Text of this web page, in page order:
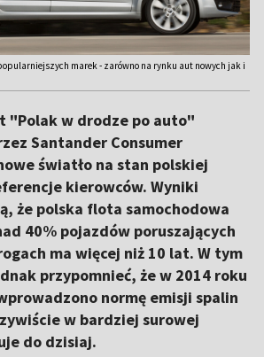
marek - zarówno na rynku aut nowych jak i
"Polak w drodze po auto"
Santander Consumer
światło na stan polskiej
kierowców. Wyniki
że polska flota samochodowa
40% pojazdów poruszających
ma więcej niż 10 lat. W tym
przypomnieć, że w 2014 roku
normę emisji spalin
w bardziej surowej
do dzisiaj.